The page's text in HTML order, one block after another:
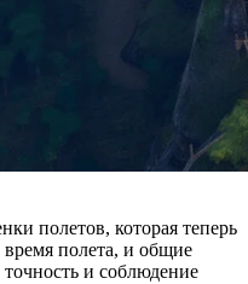
полетов, которая теперь
полета, и общие
и соблюдение